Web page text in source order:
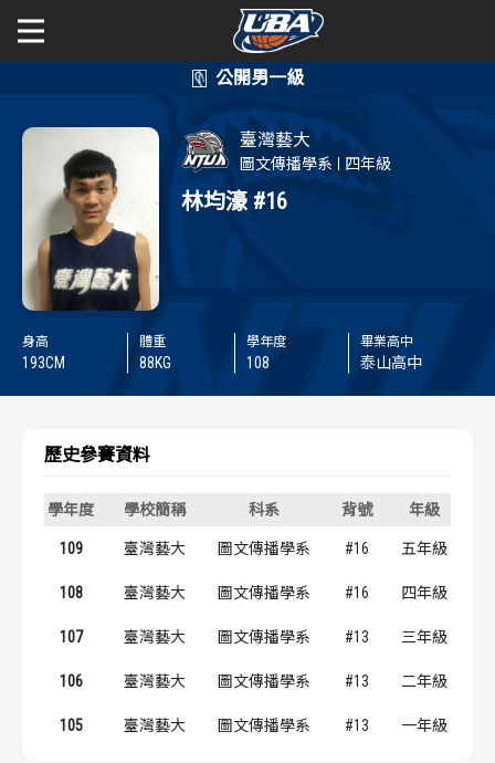
公開男一級 賽事資訊
賽程表
球隊資訊
選手資訊
歷屆冠軍
歷史數據排行
公開女一級
賽事資訊
賽程表
球隊資訊
選手資訊
歷屆冠軍
歷史數據排行
二級與一般組
臺灣藝大
圖文傳播學系 四年級
林均濠 #16
身高
193CM
體重
88KG
學年度
108
畢業高中
泰山高中
歷史參賽資料
學年度 學校簡稱 科系 背號 年級
109 臺灣藝大 圖文傳播學系 #16 五年級
108 臺灣藝大 圖文傳播學系 #16 四年級
107 臺灣藝大 圖文傳播學系 #13 三年級
106 臺灣藝大 圖文傳播學系 #13 二年級
105 臺灣藝大 圖文傳播學系 #13 一年級